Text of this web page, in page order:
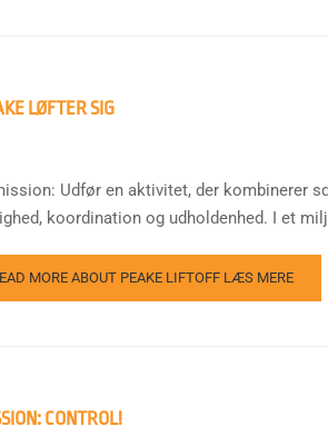
LØFTER SIG
Udfør en aktivitet, der kombinerer
koordination og udholdenhed. I et
MORE ABOUT PEAKE LIFTOFF LÆS MERE
CONTROL!